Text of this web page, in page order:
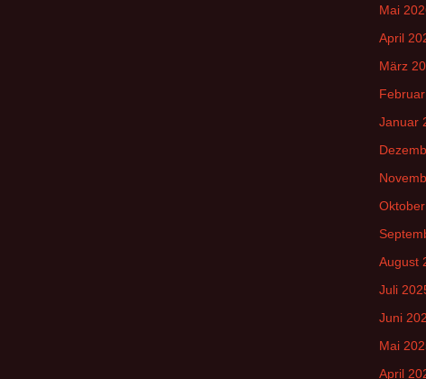
Mai
April
März
Januar
August
Juli
Juni
Mai
April